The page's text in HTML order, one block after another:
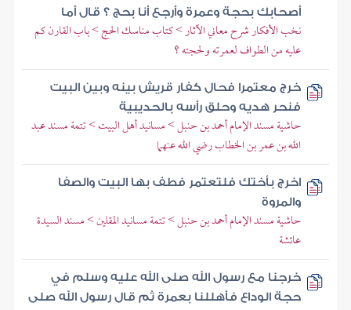
أصحابك بحجة وعمرة وأرجع أنا بحج ؟ قال أما
نخب الأفكار شرح معاني الآثار > كتاب مناسك الحج > باب القارن كم
عليه من الطواف لعمرته ولحجته ؟
خرج معتمرا فحال كفار قريش بينه وبين البيت
فنحر هديه وحلق رأسه بالحديبية
حاشية مسند الإمام أحمد بن حنبل > مسانيد أهل البيت > تتمة مسند عبد
الله بن عمر بن الخطاب رضي الله عنهما
اخرج بأختك فلتعتمر فطف بها البيت والصفا
والمروة
حاشية مسند الإمام أحمد بن حنبل > تتمة مسانيد المقلين > مسند السيدة
عائشة
خرجنا مع رسول الله صلى الله عليه وسلم في
حجة الوداع فأهللنا بعمرة ثم قال رسول الله صلى